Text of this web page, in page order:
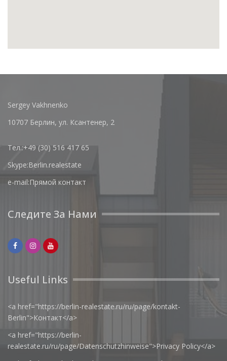
Sergey Vakhnenko
10707 Берлин, ул. Ксантенер, 2
Тел.:+49 (30) 516 417 65
Skype:Berlin.realestate
e-mail:Прямой контакт
Следите За Нами
Useful Links
<a href="https://berlin-realestate.ru/ru/page/kontakt-
Berlin">Контакт</a>
<a href="https://berlin-
realestate.ru/ru/page/Datenschutzhinweise">Privacy Policy</a>